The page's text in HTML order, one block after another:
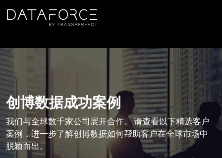
创博数据成功案例
我们与全球数千家公司展开合作。 请查看以下精选客户
案例，进一步了解创博数据如何帮助客户在全球市场中
脱颖而出。